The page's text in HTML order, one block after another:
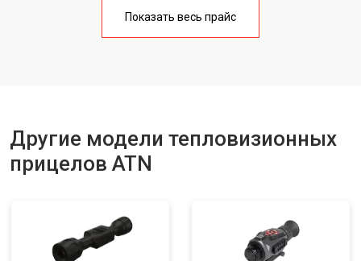
Показать весь прайс
Другие модели тепловизионных
прицелов ATN